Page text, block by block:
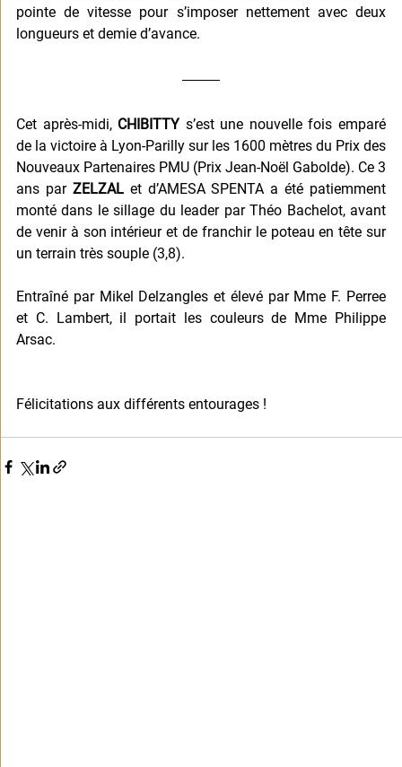
pointe de vitesse pour s’imposer nettement avec deux
longueurs et demie d’avance.
Cet après-midi, CHIBITTY s’est une nouvelle fois emparé
de la victoire à Lyon-Parilly sur les 1600 mètres du Prix des
Nouveaux Partenaires PMU (Prix Jean-Noël Gabolde). Ce 3
ans par ZELZAL et d’AMESA SPENTA a été patiemment
monté dans le sillage du leader par Théo Bachelot, avant
de venir à son intérieur et de franchir le poteau en tête sur
un terrain très souple (3,8).
Entraîné par Mikel Delzangles et élevé par Mme F. Perree
et C. Lambert, il portait les couleurs de Mme Philippe
Arsac.
Félicitations aux différents entourages !